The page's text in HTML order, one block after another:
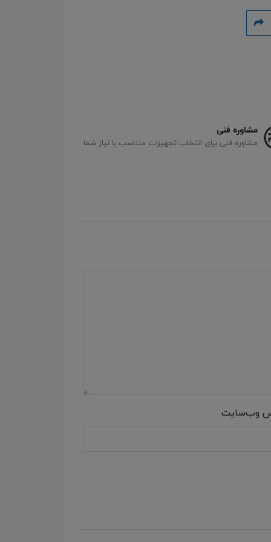
مشاوره فنی
مشاوره فنی برای انتخاب تجهیزات متناسب با نیاز شما
وب‌سایت